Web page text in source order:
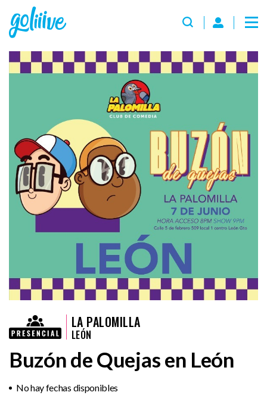
LA PALOMILLA
LEÓN
Buzón de Quejas en León
No hay fechas disponibles